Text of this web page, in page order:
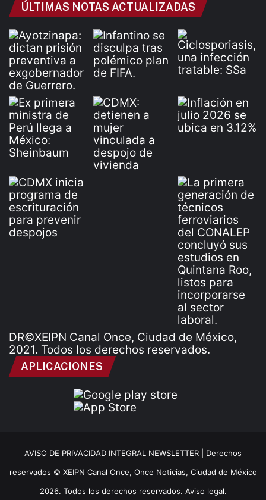
ÚLTIMAS NOTAS ACTUALIZADAS
DR©XEIPN Canal Once, Ciudad de México,
2021. Todos los derechos reservados.
APLICACIONES
AVISO DE PRIVACIDAD INTEGRAL NEWSLETTER | Derechos
reservados © XEIPN Canal Once, Once Noticias, Ciudad de México
2026. Todos los derechos reservados. Aviso legal.